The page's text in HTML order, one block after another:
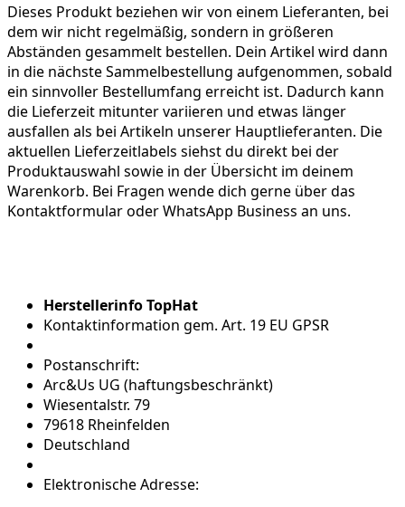
Dieses Produkt beziehen wir von einem Lieferanten, bei
dem wir nicht regelmäßig, sondern in größeren
Abständen gesammelt bestellen. Dein Artikel wird dann
in die nächste Sammelbestellung aufgenommen, sobald
ein sinnvoller Bestellumfang erreicht ist. Dadurch kann
die Lieferzeit mitunter variieren und etwas länger
ausfallen als bei Artikeln unserer Hauptlieferanten. Die
aktuellen Lieferzeitlabels siehst du direkt bei der
Produktauswahl sowie in der Übersicht im deinem
Warenkorb. Bei Fragen wende dich gerne über das
Kontaktformular oder WhatsApp Business an uns.
Herstellerinfo TopHat
Kontaktinformation gem. Art. 19 EU GPSR
Postanschrift:
Arc&Us UG (haftungsbeschränkt)
Wiesentalstr. 79
79618 Rheinfelden
Deutschland
Elektronische Adresse: